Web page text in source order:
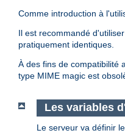
Comme introduction à
Il est recommandé
pratiquement identiques.
À des fins de compatibilité
type MIME magic est
Les variables
Le serveur va définir